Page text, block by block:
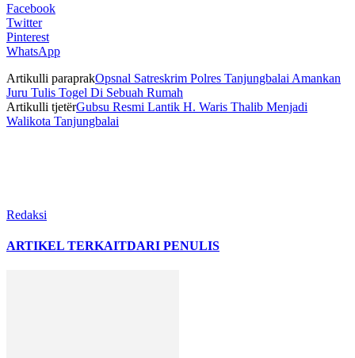
Facebook
Twitter
Pinterest
WhatsApp
Artikulli paraprakOpsnal Satreskrim Polres Tanjungbalai Amankan
Juru Tulis Togel Di Sebuah Rumah
Artikulli tjetërGubsu Resmi Lantik H. Waris Thalib Menjadi
Walikota Tanjungbalai
Redaksi
ARTIKEL TERKAITDARI PENULIS